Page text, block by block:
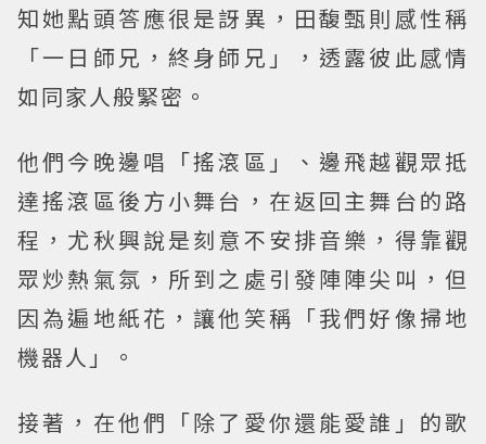
知她點頭答應很是訝異，田馥甄則感性稱
「一日師兄，終身師兄」，透露彼此感情
如同家人般緊密。
他們今晚邊唱「搖滾區」、邊飛越觀眾抵
達搖滾區後方小舞台，在返回主舞台的路
程，尤秋興說是刻意不安排音樂，得靠觀
眾炒熱氣氛，所到之處引發陣陣尖叫，但
因為遍地紙花，讓他笑稱「我們好像掃地
機器人」。
接著，在他們「除了愛你還能愛誰」的歌